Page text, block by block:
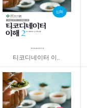
티코디네이터 이..